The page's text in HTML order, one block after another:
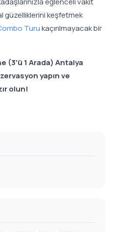
güzelliklerini keşfetmek
Turukaçırılmayacak bir
(3'ü 1 Arada) Antalya
yapın ve
olun!